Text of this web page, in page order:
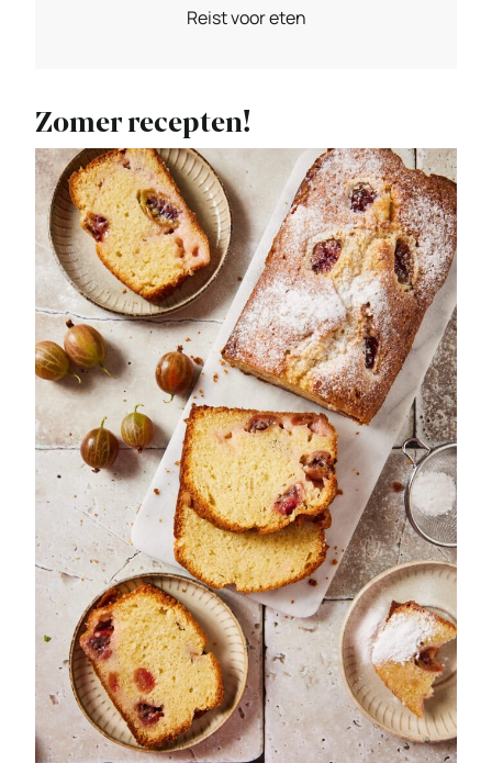
Reist voor eten
Zomer recepten!